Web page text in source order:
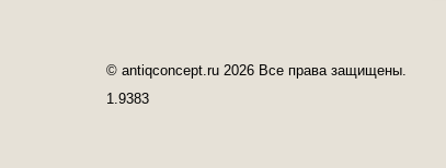
© antiqconcept.ru 2026 Все права защищены.
1.9383